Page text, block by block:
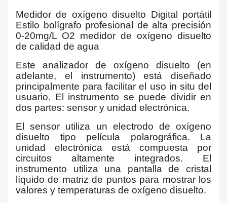
Medidor de oxígeno disuelto Digital portátil
Estilo bolígrafo profesional de alta precisión
0-20mg/L O2 medidor de oxígeno disuelto
de calidad de agua
Este analizador de oxígeno disuelto (en
adelante, el instrumento) está diseñado
principalmente para facilitar el uso in situ del
usuario. El instrumento se puede dividir en
dos partes: sensor y unidad electrónica.
El sensor utiliza un electrodo de oxígeno
disuelto tipo película polarográfica. La
unidad electrónica está compuesta por
circuitos altamente integrados. El
instrumento utiliza una pantalla de cristal
líquido de matriz de puntos para mostrar los
valores y temperaturas de oxígeno disuelto.